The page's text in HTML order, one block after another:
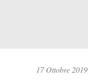
17 Ottobre 2019